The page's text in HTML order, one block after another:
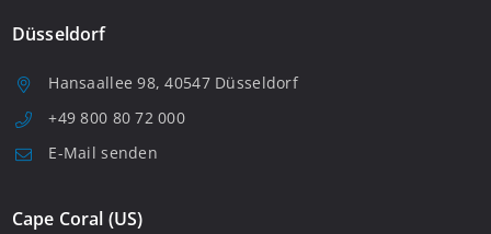
Düsseldorf
Hansaallee 98, 40547 Düsseldorf
+49 800 80 72 000
E-Mail senden
Cape Coral (US)